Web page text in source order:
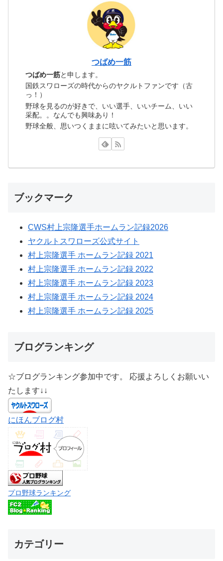
つばめ一筋
つばめ一筋と申します。
国鉄スワローズの時代からのヤクルトファンです（古
っ！）
野球を見るのが好きで、いい選手、いいチーム、いい
采配。。なんでも興味あり！
野球全般、思いつくままに呟いてみたいと思います。
ブックマーク
CWS村上宗隆選手ホームラン記録2026
ヤクルトスワローズ公式サイト
村上宗隆選手 ホームラン記録 2021
村上宗隆選手 ホームラン記録 2022
村上宗隆選手 ホームラン記録 2023
村上宗隆選手 ホームラン記録 2024
村上宗隆選手 ホームラン記録 2025
ブログランキング
☆ブログランキング参加中です。 応援よろしくお願いい
たします↓↓
にほんブログ村
プロ野球ランキング
カテゴリー